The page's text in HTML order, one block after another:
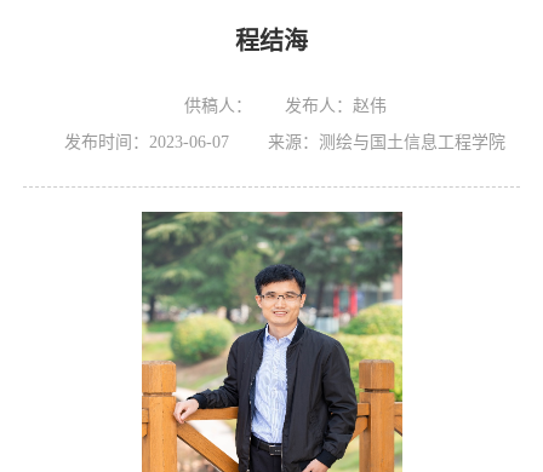
程结海
供稿人：
发布人：赵伟
发布时间：2023-06-07 来源：测绘与国土信息工程学院